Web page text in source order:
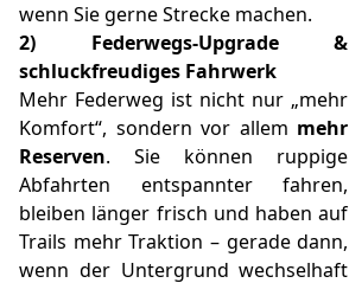
wenn Sie gerne Strecke machen.
2) Federwegs‑Upgrade &
schluckfreudiges Fahrwerk
Mehr Federweg ist nicht nur „mehr
Komfort“, sondern vor allem mehr
Reserven. Sie können ruppige
Abfahrten entspannter fahren,
bleiben länger frisch und haben auf
Trails mehr Traktion – gerade dann,
wenn der Untergrund wechselhaft